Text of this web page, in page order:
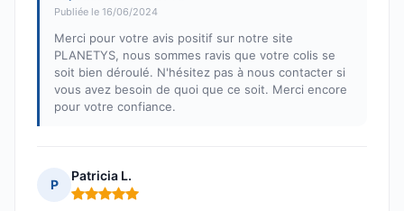
Publiée le 16/06/2024
Merci pour votre avis positif sur notre site
PLANETYS, nous sommes ravis que votre colis se
soit bien déroulé. N'hésitez pas à nous contacter si
vous avez besoin de quoi que ce soit. Merci encore
pour votre confiance.
P
Patricia L.
Note : 5 sur 5